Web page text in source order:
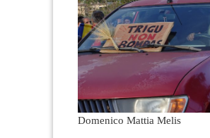
Domenico Mattia Melis